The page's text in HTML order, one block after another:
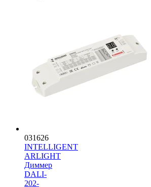
031626
INTELLIGENT
ARLIGHT
Диммер
DALI-
202-